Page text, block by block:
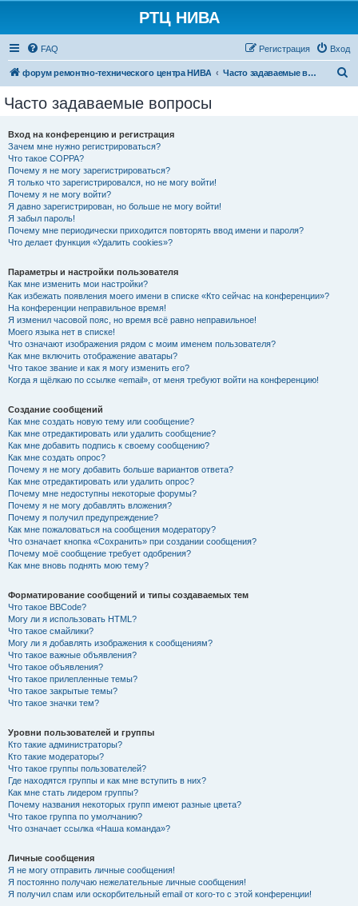
РТЦ НИВА
FAQ Вход
Регистрация
форум ремонтно-технического центра НИВА Часто задаваемые вопросы
Часто задаваемые вопросы
Вход на конференцию и регистрация
Зачем мне нужно регистрироваться?
Что такое COPPA?
Почему я не могу зарегистрироваться?
Я только что зарегистрировался, но не могу войти!
Почему я не могу войти?
Я давно зарегистрирован, но больше не могу войти!
Я забыл пароль!
Почему мне периодически приходится повторять ввод имени и пароля?
Что делает функция «Удалить cookies»?
Параметры и настройки пользователя
Как мне изменить мои настройки?
Как избежать появления моего имени в списке «Кто сейчас на конференции»?
На конференции неправильное время!
Я изменил часовой пояс, но время всё равно неправильное!
Моего языка нет в списке!
Что означают изображения рядом с моим именем пользователя?
Как мне включить отображение аватары?
Что такое звание и как я могу изменить его?
Когда я щёлкаю по ссылке «email», от меня требуют войти на конференцию!
Создание сообщений
Как мне создать новую тему или сообщение?
Как мне отредактировать или удалить сообщение?
Как мне добавить подпись к своему сообщению?
Как мне создать опрос?
Почему я не могу добавить больше вариантов ответа?
Как мне отредактировать или удалить опрос?
Почему мне недоступны некоторые форумы?
Почему я не могу добавлять вложения?
Почему я получил предупреждение?
Как мне пожаловаться на сообщения модератору?
Что означает кнопка «Сохранить» при создании сообщения?
Почему моё сообщение требует одобрения?
Как мне вновь поднять мою тему?
Форматирование сообщений и типы создаваемых тем
Что такое BBCode?
Могу ли я использовать HTML?
Что такое смайлики?
Могу ли я добавлять изображения к сообщениям?
Что такое важные объявления?
Что такое объявления?
Что такое прилепленные темы?
Что такое закрытые темы?
Что такое значки тем?
Уровни пользователей и группы
Кто такие администраторы?
Кто такие модераторы?
Что такое группы пользователей?
Где находятся группы и как мне вступить в них?
Как мне стать лидером группы?
Почему названия некоторых групп имеют разные цвета?
Что такое группа по умолчанию?
Что означает ссылка «Наша команда»?
Личные сообщения
Я не могу отправить личные сообщения!
Я постоянно получаю нежелательные личные сообщения!
Я получил спам или оскорбительный email от кого-то с этой конференции!